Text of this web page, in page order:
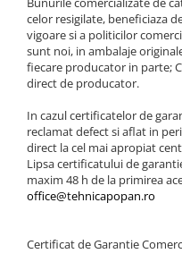
1.3. Scaune & Accesorii
1.3.1. Scaune
1.4. Sisteme hidraulice pentru
tractoare
1.4.1. Pompe hidraulice
1.4.2. Joystick
1.4.3. Distribuitoare
de piatra
2.2. Administrare Dejectii &
Gunoi Grajd
2.2.1. Administrare Dejectii
2.2.2. Administrare gunoi
2.3. Erbicidare & Irigare
3.3.3. Uleiuri pentru motor,
transmisie si hidraulice
3.3.4. Vaselină
3.4. Scule
3.5. Sisteme hidraulice si
pneumatice
3.5.1. Sisteme hidraulice
3.6. Adezivi & benzi
4.3. Protecția Muncii
5.7.1. Suruburi
5.7.2. Piulite
5.7.4. Sigurante si pene
5.7.5. Cabluri, arcuri si
7.12. Bburago
7.13. Big
7.14. BRUDER
7.15. Polet
7.16. Jamara
7.17. Jucarii radio
7.18. Klein
7.20. SIKU
celor resigilate, beneficiaza
vigoare si a politicilor
sunt noi, in ambalaje
fiecare producator in parte;
direct de producator.
In cazul certificatelor de
reclamat defect si aflat in
direct la cel mai apropiat
Lipsa certificatului de
maxim 48 h de la primirea
office@tehnicapopan.ro
Certificat de Garantie